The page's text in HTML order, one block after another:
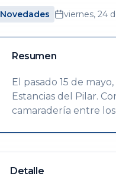
Novedades viernes, 24
Resumen
El pasado 15 de
Estancias del Pilar.
camaradería entre los
Detalle